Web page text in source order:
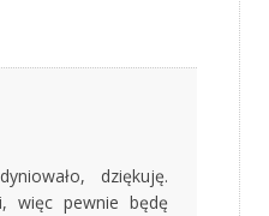
dziękuję.
więc pewnie będę